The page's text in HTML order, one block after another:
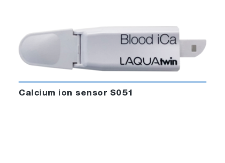
Calcium ion sensor S051